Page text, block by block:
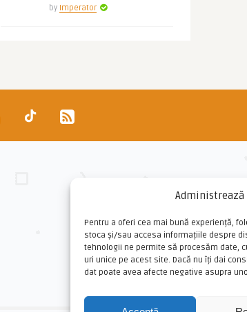
Pentru a oferi cea mai bună experiență,
stoca și/sau accesa informațiile despre
tehnologii ne permite să procesăm date,
uri unice pe acest site. Dacă nu îți dai
dat poate avea afecte negative asupra
by Imperator